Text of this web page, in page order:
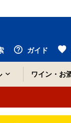
ガイド
ワイン・お